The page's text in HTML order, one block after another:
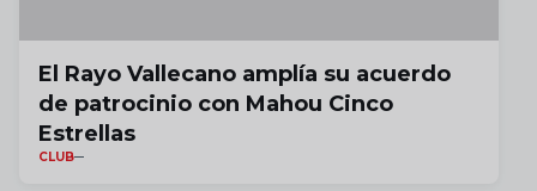
El Rayo Vallecano amplía su acuerdo
de patrocinio con Mahou Cinco
Estrellas
CLUB